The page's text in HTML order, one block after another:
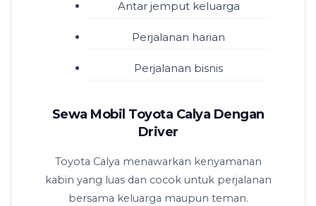
Antar jemput keluarga
Perjalanan harian
Perjalanan bisnis
Sewa Mobil Toyota Calya Dengan
Driver
Toyota Calya menawarkan kenyamanan
kabin yang luas dan cocok untuk perjalanan
bersama keluarga maupun teman.